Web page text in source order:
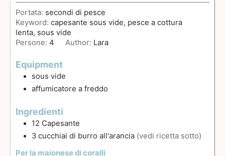
Portata: secondi di pesce
Keyword: capesante sous vide, pesce a cottura
lenta, sous vide
Persone: 4 Author: Lara
Equipment
sous vide
affumicatore a freddo
Ingredienti
12 Capesante
3 cucchiai di burro all'arancia (vedi ricetta sotto)
Per la maionese di coralli